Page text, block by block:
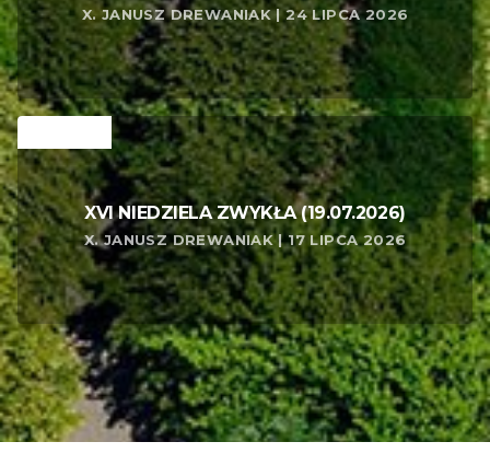
X. JANUSZ DREWANIAK | 24 LIPCA 2026
XVI NIEDZIELA ZWYKŁA (19.07.2026)
X. JANUSZ DREWANIAK | 17 LIPCA 2026